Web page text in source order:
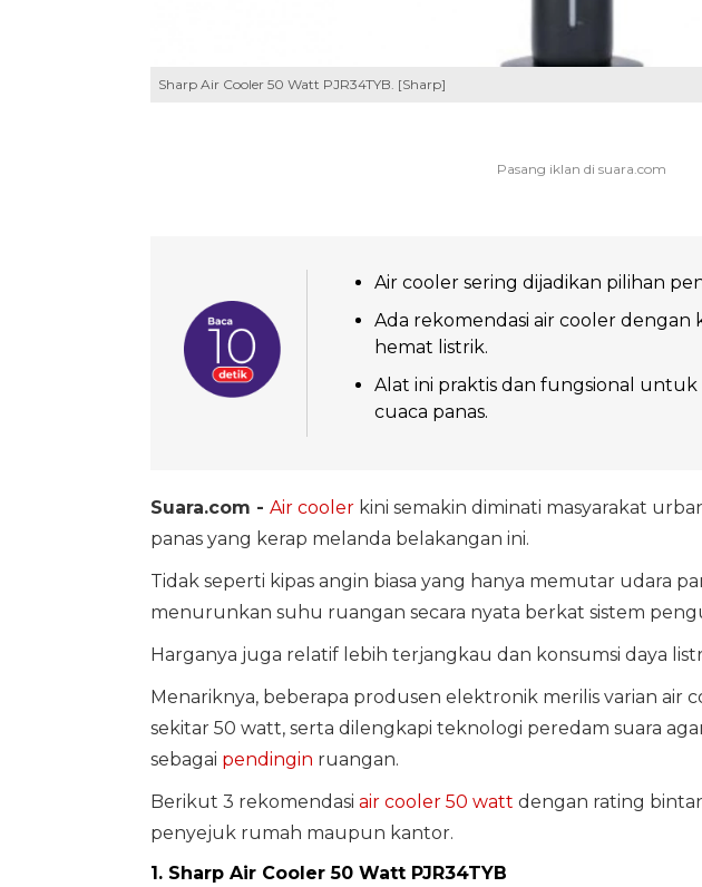
Sharp Air Cooler 50 Watt PJR34TYB. [Sharp]
Air cooler sering dijadikan pilihan
Ada rekomendasi air cooler dengan
hemat listrik.
Alat ini praktis dan fungsional
cuaca panas.
Suara.com - Air coolerkini semakin diminati masyarakat
panas yang kerap melanda belakangan ini.
Tidak seperti kipas angin biasa yang hanya memutar udara
menurunkan suhu ruangan secara nyata berkat sistem
Harganya juga relatif lebih terjangkau dan konsumsi daya
Menariknya, beberapa produsen elektronik merilis varian air
sekitar 50 watt, serta dilengkapi teknologi peredam suara
sebagai pendingin ruangan.
Berikut 3 rekomendasi air cooler 50 watt dengan rating
penyejuk rumah maupun kantor.
1. Sharp Air Cooler 50 Watt PJR34TYB